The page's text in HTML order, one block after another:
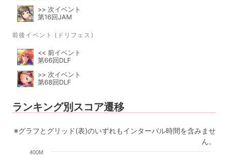
>> 次イベント
第16回JAM
前後イベント (ドリフェス)
<< 前イベント
第66回DLF
>> 次イベント
第68回DLF
ランキング別スコア遷移
※グラフとグリッド(表)のいずれもインターバル時間を含みませ
ん。
400M